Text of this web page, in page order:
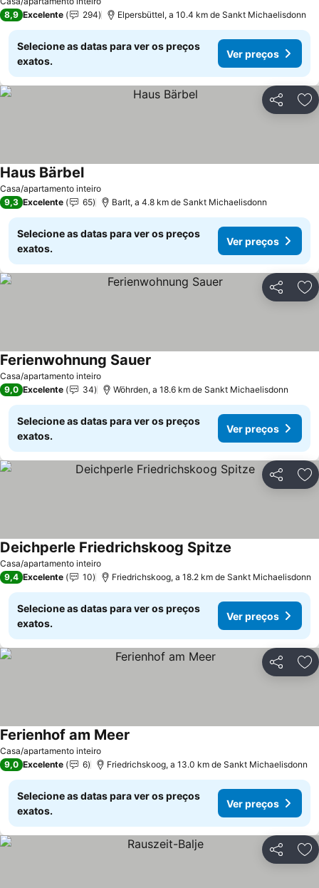
8,9 Excelente 294 Elpersbüttel, a 10.4 km de Sankt Michaelisdonn
Selecione as datas para ver os preços
exatos.
Ver preços
Partilhar
Casa/apartamento inteiro
Haus Bärbel
9,3 Excelente 65 Barlt, a 4.8 km de Sankt Michaelisdonn
Selecione as datas para ver os preços
exatos.
Ver preços
Partilhar
Casa/apartamento inteiro
Ferienwohnung Sauer
9,0 Excelente 34 Wöhrden, a 18.6 km de Sankt Michaelisdonn
Selecione as datas para ver os preços
exatos.
Ver preços
Partilhar
Casa/apartamento inteiro
Deichperle Friedrichskoog Spitze
9,4 Excelente 10 Friedrichskoog, a 18.2 km de Sankt Michaelisdonn
Selecione as datas para ver os preços
exatos.
Ver preços
Partilhar
Casa/apartamento inteiro
Ferienhof am Meer
9,0 Excelente 6 Friedrichskoog, a 13.0 km de Sankt Michaelisdonn
Selecione as datas para ver os preços
exatos.
Ver preços
Partilhar